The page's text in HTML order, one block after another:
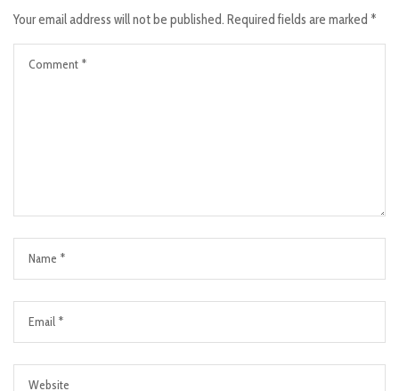
Your email address will not be published. Required fields are marked *